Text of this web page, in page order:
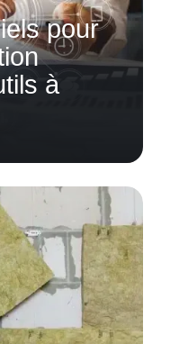
pour
à